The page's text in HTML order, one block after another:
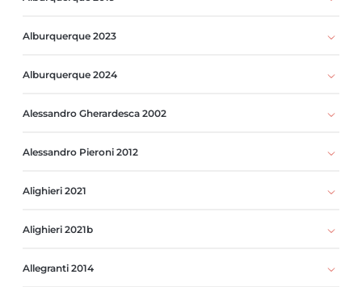
Alburquerque 2023
Alburquerque 2024
Alessandro Gherardesca 2002
Alessandro Pieroni 2012
Alighieri 2021
Alighieri 2021b
Allegranti 2014